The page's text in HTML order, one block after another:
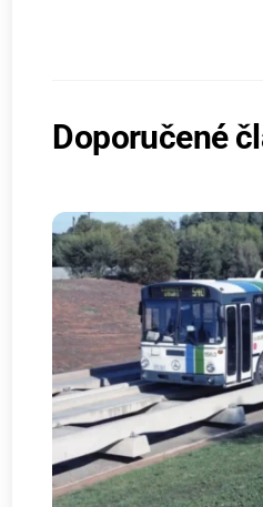
Doporučené